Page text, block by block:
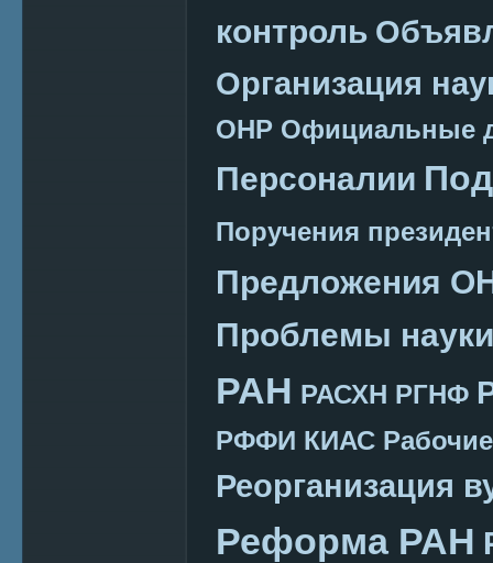
контроль
Организация
ОНР Официальные
Персоналии
Поручения
Предложения
Проблемы науки
РАН РАСХН РГНФ
РФФИ КИАС
Реорганизация
Реформа РАН